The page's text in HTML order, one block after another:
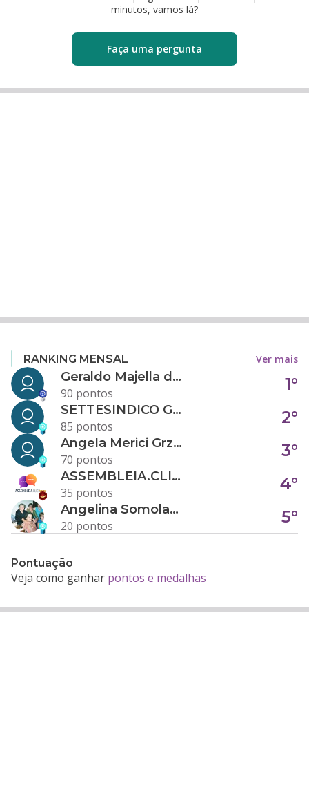
minutos, vamos lá?
Faça uma pergunta
RANKING MENSAL Ver mais
Geraldo Majella da Silva
90 pontos
1°
SETTESINDICO GOVERNANÇA CONDOMINIAL
85 pontos
2°
Angela Merici Grzybowski
70 pontos
3°
ASSEMBLEIA.CLICK
35 pontos
4°
Angelina Somolanji R. Oliveira
20 pontos
5°
Pontuação
Veja como ganhar pontos e medalhas